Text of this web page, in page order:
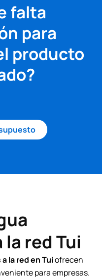
falta
para
producto
red Tui
la red en Tuiofrecen
para empresas.